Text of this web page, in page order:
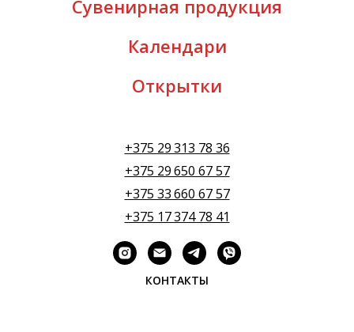
Сувенирная продукция
Календари
Открытки
+375 29 313 78 36
+375 29 650 67 57
+375 33 660 67 57
+375 17 374 78 41
КОНТАКТЫ